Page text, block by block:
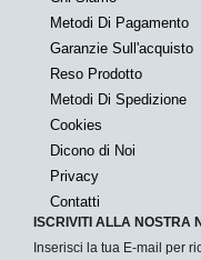
Metodi Di Pagamento
Garanzie Sull'acquisto
Reso Prodotto
Metodi Di Spedizione
Cookies
Dicono di Noi
Privacy
Contatti
ISCRIVITI ALLA NOSTRA
Inserisci la tua E-mail per